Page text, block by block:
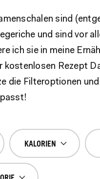
sind
und sind vor
ich sie in meine
kostenlosen Rezept
die Filteroptionen
KALORIEN